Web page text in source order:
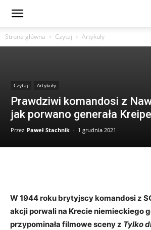
Strona główna Czytaj Artykuły
Czytaj Artykuły
Prawdziwi komandosi z
jak porwano generała
Przez Paweł Stachnik - 1 grudnia 2021
W 1944 roku brytyjscy komandosi z
akcji porwali na Krecie niemieckiego
przypominała filmowe sceny z Tylko